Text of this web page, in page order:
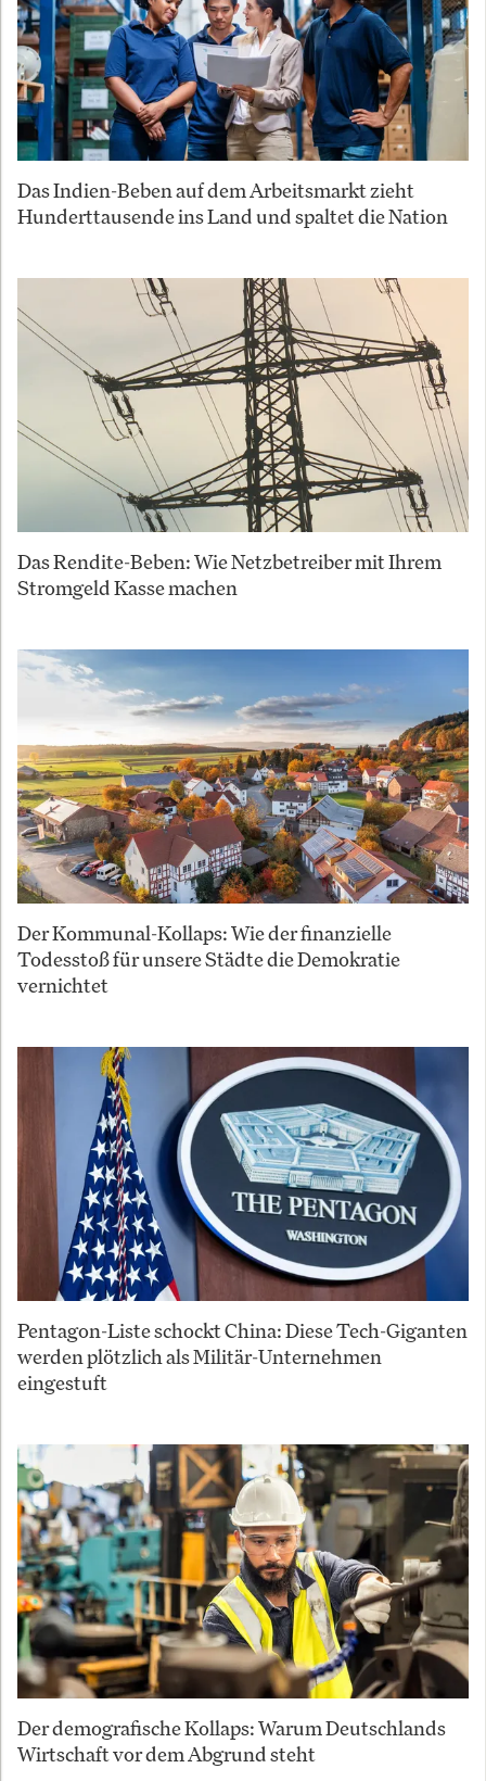
Das Indien-Beben auf dem Arbeitsmarkt zieht
Hunderttausende ins Land und spaltet die Nation
Das Rendite-Beben: Wie Netzbetreiber mit Ihrem
Stromgeld Kasse machen
Der Kommunal-Kollaps: Wie der finanzielle
Todesstoß für unsere Städte die Demokratie
vernichtet
Pentagon-Liste schockt China: Diese Tech-Giganten
werden plötzlich als Militär-Unternehmen
eingestuft
Der demografische Kollaps: Warum Deutschlands
Wirtschaft vor dem Abgrund steht